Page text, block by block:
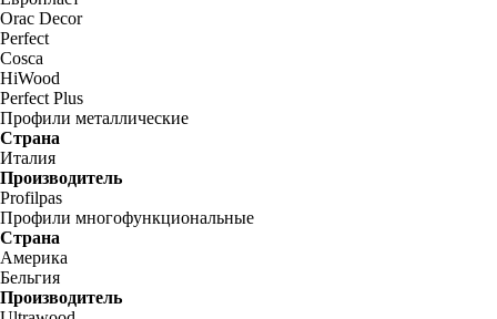
Orac Decor
Perfect
Cosca
HiWood
Perfect Plus
Профили металлические
Страна
Италия
Производитель
Profilpas
Профили многофункциональные
Страна
Америка
Бельгия
Производитель